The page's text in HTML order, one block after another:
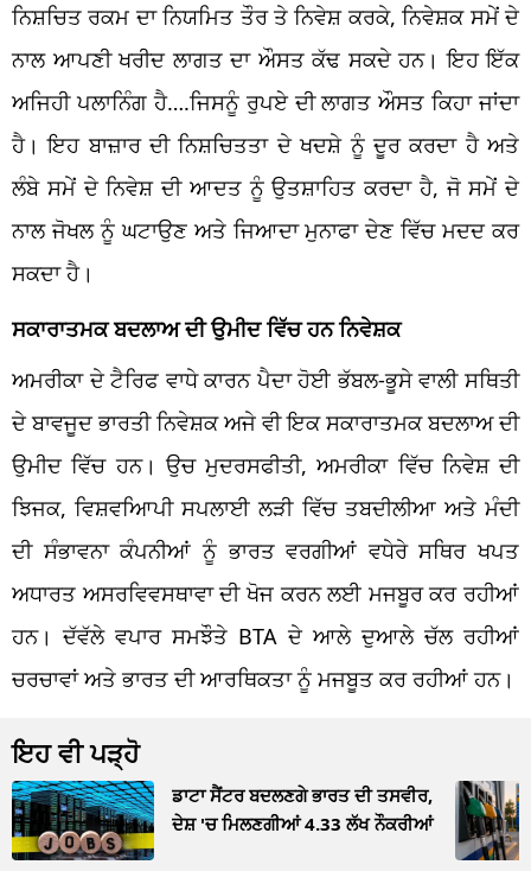
ਨਿਸ਼ਚਿਤ ਰਕਮ ਦਾ ਨਿਯਮਿਤ ਤੌਰ ਤੇ ਨਿਵੇਸ਼ ਕਰਕੇ, ਨਿਵੇਸ਼ਕ ਸਮੇਂ ਦੇ
ਨਾਲ ਆਪਣੀ ਖਰੀਦ ਲਾਗਤ ਦਾ ਔਸਤ ਕੱਢ ਸਕਦੇ ਹਨ। ਇਹ ਇੱਕ
ਅਜਿਹੀ ਪਲਾਨਿੰਗ ਹੈ….ਜਿਸਨੂੰ ਰੁਪਏ ਦੀ ਲਾਗਤ ਔਸਤ ਕਿਹਾ ਜਾਂਦਾ
ਹੈ। ਇਹ ਬਾਜ਼ਾਰ ਦੀ ਨਿਸ਼ਚਿਤਤਾ ਦੇ ਖਦਸ਼ੇ ਨੂੰ ਦੂਰ ਕਰਦਾ ਹੈ ਅਤੇ
ਲੰਬੇ ਸਮੇਂ ਦੇ ਨਿਵੇਸ਼ ਦੀ ਆਦਤ ਨੂੰ ਉਤਸ਼ਾਹਿਤ ਕਰਦਾ ਹੈ, ਜੋ ਸਮੇਂ ਦੇ
ਨਾਲ ਜੋਖਲ ਨੂੰ ਘਟਾਉਣ ਅਤੇ ਜਿਆਦਾ ਮੁਨਾਫਾ ਦੇਣ ਵਿੱਚ ਮਦਦ ਕਰ
ਸਕਦਾ ਹੈ।
ਸਕਾਰਾਤਮਕ ਬਦਲਾਅ ਦੀ ਉਮੀਦ ਵਿੱਚ ਹਨ ਨਿਵੇਸ਼ਕ
ਅਮਰੀਕਾ ਦੇ ਟੈਰਿਫ ਵਾਧੇ ਕਾਰਨ ਪੈਦਾ ਹੋਈ ਭੱਬਲ-ਭੂਸੇ ਵਾਲੀ ਸਥਿਤੀ
ਦੇ ਬਾਵਜੂਦ ਭਾਰਤੀ ਨਿਵੇਸ਼ਕ ਅਜੇ ਵੀ ਇਕ ਸਕਾਰਾਤਮਕ ਬਦਲਾਅ ਦੀ
ਉਮੀਦ ਵਿੱਚ ਹਨ। ਉਚ ਮੁਦਰਸਫੀਤੀ, ਅਮਰੀਕਾ ਵਿੱਚ ਨਿਵੇਸ਼ ਦੀ
ਝਿਜਕ, ਵਿਸ਼ਵਆਿਪੀ ਸਪਲਾਈ ਲੜੀ ਵਿੱਚ ਤਬਦੀਲੀਆ ਅਤੇ ਮੰਦੀ
ਦੀ ਸੰਭਾਵਨਾ ਕੰਪਨੀਆਂ ਨੂੰ ਭਾਰਤ ਵਰਗੀਆਂ ਵਧੇਰੇ ਸਥਿਰ ਖਪਤ
ਅਧਾਰਤ ਅਸਰਵਿਵਸਥਾਵਾ ਦੀ ਖੋਜ ਕਰਨ ਲਈ ਮਜਬੂਰ ਕਰ ਰਹੀਆਂ
ਹਨ। ਦੱਵੱਲੇ ਵਪਾਰ ਸਮਝੌਤੇ BTA ਦੇ ਆਲੇ ਦੁਆਲੇ ਚੱਲ ਰਹੀਆਂ
ਚਰਚਾਵਾਂ ਅਤੇ ਭਾਰਤ ਦੀ ਆਰਥਿਕਤਾ ਨੂੰ ਮਜਬੂਤ ਕਰ ਰਹੀਆਂ ਹਨ।
ਇਹ ਵੀ ਪੜ੍ਹੋ
ਡਾਟਾ ਸੈਂਟਰ ਬਦਲਣਗੇ ਭਾਰਤ ਦੀ ਤਸਵੀਰ,
ਦੇਸ਼ 'ਚ ਮਿਲਣਗੀਆਂ 4.33 ਲੱਖ ਨੌਕਰੀਆਂ